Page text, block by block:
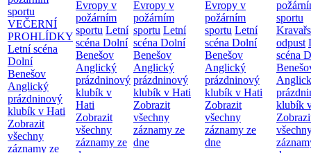
sportu
VEČERNÍ
PROHLÍDKY
Letní scéna
Dolní
Benešov
Anglický
prázdninový
klubík v Hati
Zobrazit
všechny
záznamy ze
Evropy v
požárním
sportu Letní
scéna Dolní
Benešov
Anglický
prázdninový
klubík v
Hati
Zobrazit
všechny
záznamy ze
Evropy v
požárním
sportu Letní
scéna Dolní
Benešov
Anglický
prázdninový
klubík v Hati
Zobrazit
všechny
záznamy ze
dne
Evropy v
požárním
sportu Letní
scéna Dolní
Benešov
Anglický
prázdninový
klubík v Hati
Zobrazit
všechny
záznamy ze
dne
sportu
odpust
scéna
klubík